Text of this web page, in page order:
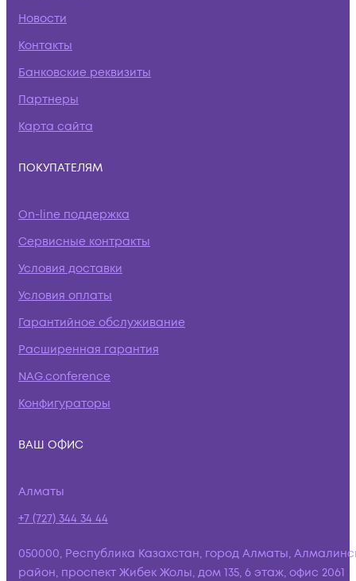
Новости
Контакты
Банковские реквизиты
Партнеры
Карта сайта
ПОКУПАТЕЛЯМ
On-line поддержка
Сервисные контракты
Условия доставки
Условия оплаты
Гарантийное обслуживание
Расширенная гарантия
NAG.conference
Конфигураторы
ВАШ ОФИС
Алматы
+7 (727) 344 34 44
050000, Республика Казахстан, город Алматы,
район, проспект Жибек Жолы, дом 135, 6 этаж, офис 2061